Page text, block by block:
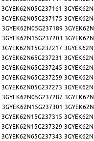
3GYEK62N05G237161
3GYEK62N05G237175
3GYEK62N05G237189
3GYEK62N15G237203
3GYEK62N15G237217
3GYEK62N65G237231
3GYEK62N65G237245
3GYEK62N65G237259
3GYEK62N05G237273
3GYEK62N05G237287
3GYEK62N15G237301
3GYEK62N15G237315
3GYEK62N15G237329
3GYEK62N65G237343